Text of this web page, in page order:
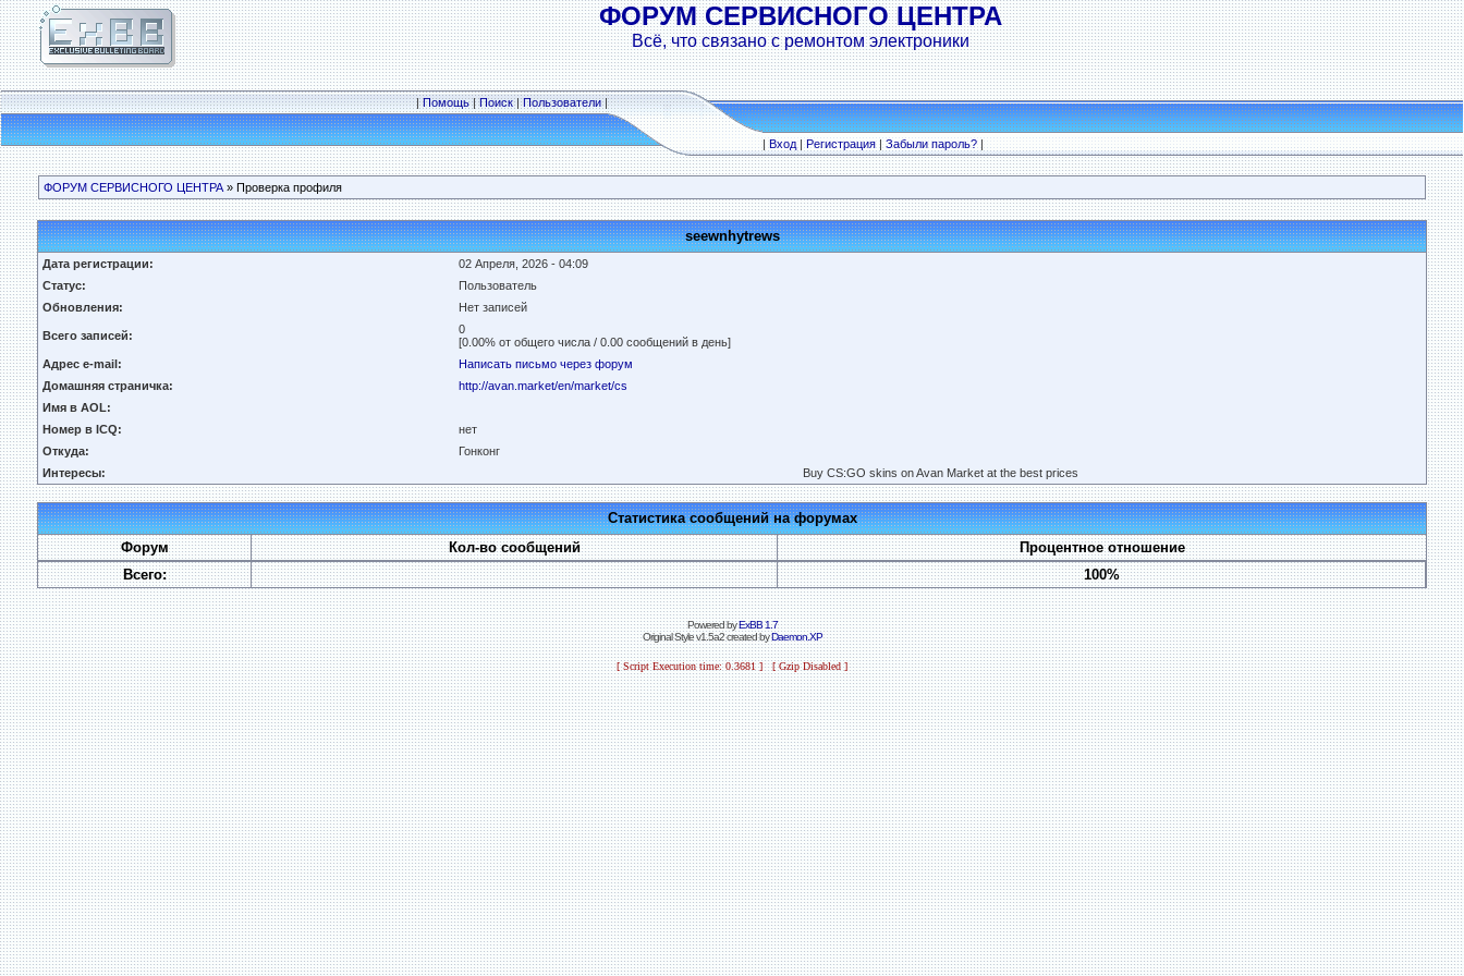
ФОРУМ СЕРВИСНОГО ЦЕНТРА
Всё, что связано с ремонтом электроники
|Помощь|Поиск|Пользователи|
|Вход|Регистрация|Забыли пароль?|
ФОРУМ СЕРВИСНОГО ЦЕНТРА » Проверка профиля
seewnhytrews
Дата регистрации:
02 Апреля, 2026 - 04:09
Статус:
Пользователь
Обновления:
Нет записей
Всего записей:
0
[0.00% от общего числа / 0.00 сообщений в день]
Адрес e-mail:
Написать письмо через форум
Домашняя страничка:
http://avan.market/en/market/cs
Имя в AOL:
Номер в ICQ:
нет
Откуда:
Гонконг
Интересы:
Buy CS:GO skins on Avan Market at the best prices
Статистика сообщений на форумах
Форум
Кол-во сообщений
Процентное отношение
Всего:
100%
Powered byExBB 1.7
Original Style v1.5a2 created byDaemon.XP
[ Script Execution time: 0.3681 ] [ Gzip Disabled ]